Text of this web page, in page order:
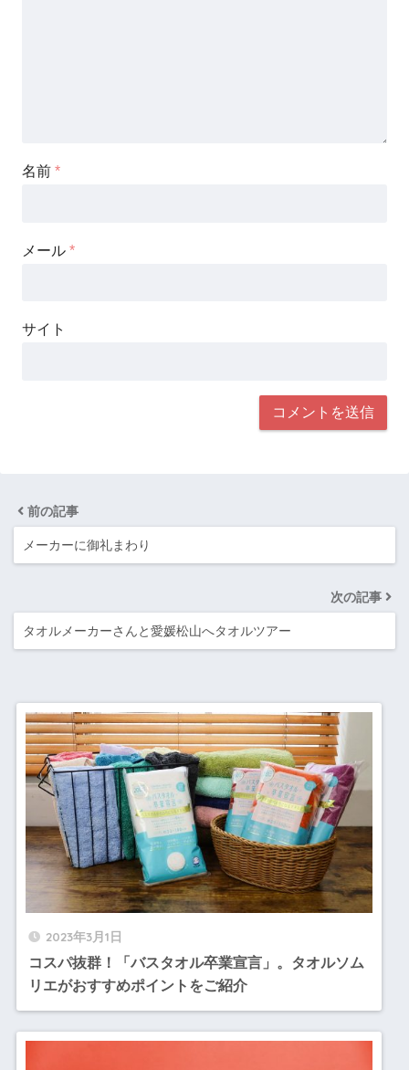
名前 *
メール *
サイト
前の記事
メーカーに御礼まわり
次の記事
タオルメーカーさんと愛媛松山へタオルツアー
2023年3月1日
コスパ抜群！「バスタオル卒業宣言」。タオルソム
リエがおすすめポイントをご紹介